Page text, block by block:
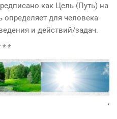
как Цель (Путь) на
определяет для человека
и действий/задач.
* *
‘